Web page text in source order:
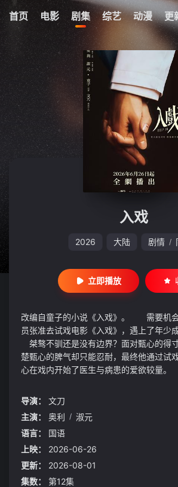
首页 电影 剧集 综艺 动漫 更
我的观影记录
暂无观看影片的记录
入戏
2026 大陆 剧情 /
立即播放
改编自童子的小说《入戏》。 需要机
员张准去试戏电影《入戏》，遇上了年少
桀骜不驯还是没有边界？面对甄心的得
楚甄心的脾气却只能忍耐，最终他通过试
心在戏内开始了医生与病患的爱欲较量
导演：
文刀
主演：
奥利 / 淑元
语言：
国语
上映：
2026-06-26
更新：
2026-08-01
集数：
第12集